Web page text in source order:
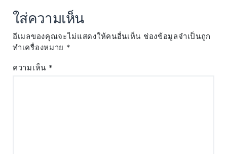
ใส่ความเห็น
อีเมลของคุณจะไม่แสดงให้คนอื่นเห็น ช่องข้อมูลจำเป็นถูก
ทำเครื่องหมาย *
ความเห็น *